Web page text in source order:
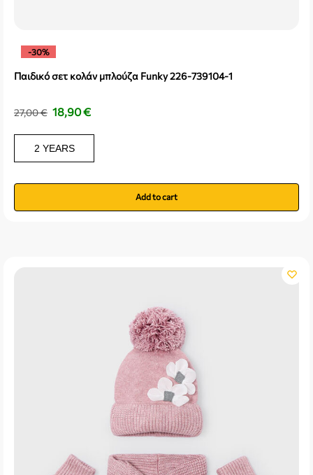
-30%
Παιδικό σετ κολάν μπλούζα Funky 226-739104-1
27,00€ 18,90€
2 YEARS
Add to cart